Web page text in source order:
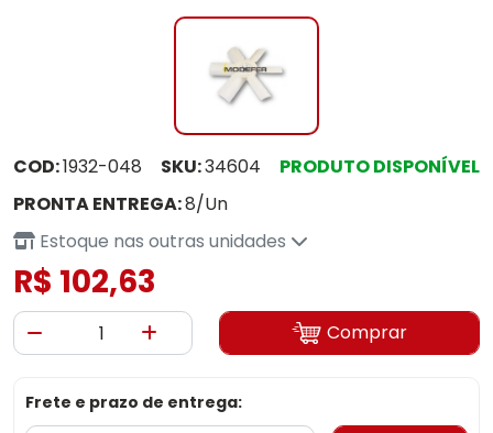
COD:1932-048 SKU:34604
PRODUTO DISPONÍVEL
PRONTA ENTREGA:8/Un
Estoque nas outras unidades
R$ 102,63
Comprar
Frete e prazo de entrega: